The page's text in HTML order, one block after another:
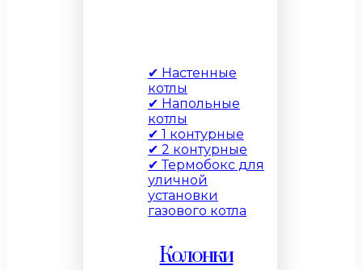
✔ Настенные
котлы
✔ Напольные
котлы
✔ 1 контурные
✔ 2 контурные
✔ Термобокс для
уличной
установки
газового котла
Колонки